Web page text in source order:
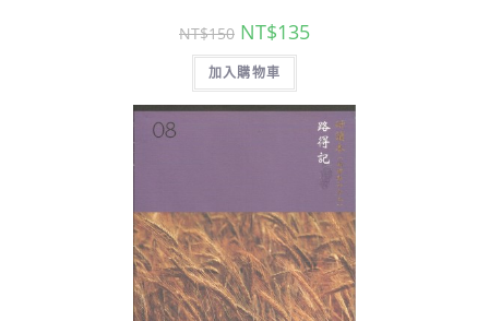
NT$150 NT$135
加入購物車